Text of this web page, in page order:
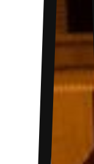
contre les
votre abri
et en toute
1,98 kg, cette
des aventures